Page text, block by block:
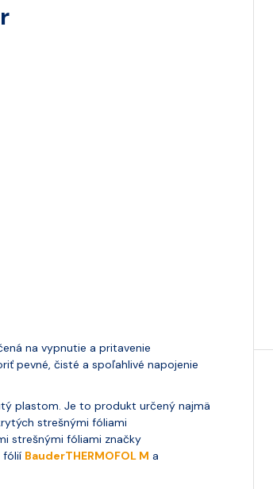
na vypnutie a pritavenie
pevné, čisté a spoľahlivé napojenie
plastom. Je to produkt určený najmä
strešnými fóliami
strešnými fóliami značky
fólií BauderTHERMOFOL M a